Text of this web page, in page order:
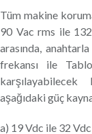
Tüm makine
90 Vac rms ile
arasında,
frekansı ile
karşılayabilecek
aşağıdaki güç
a) 19 Vdc ile 32